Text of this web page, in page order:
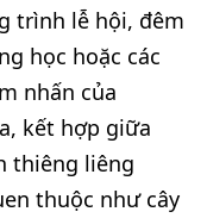
trình lễ hội, đêm
học hoặc các
nhấn của
kết hợp giữa
thiêng liêng
thuộc như cây